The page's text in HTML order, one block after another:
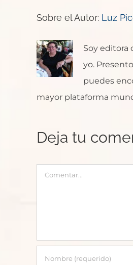
Sobre el Autor: Luz
Soy editora
yo.
puedes
mayor plataforma
Deja tu
Comentar